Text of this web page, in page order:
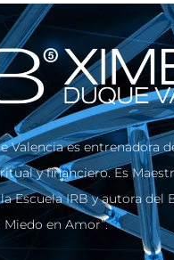
Valencia es entrenadora
y financiero. Es
Escuela IRB y autora del
Miedo en Amor”.